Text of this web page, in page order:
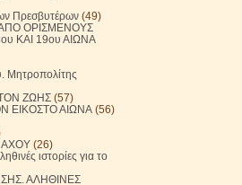
Πρεσβυτέρων (49)
ΟΡΙΣΜΕΝΟΥΣ
ΚΑΙ 19ου ΑΙΩΝΑ
Μητροπολίτης
ΖΩΗΣ (57)
ΕΙΚΟΣΤΟ ΑΙΩΝΑ (56)
(26)
ιστορίες για το
ΑΛΗΘΙΝΕΣ